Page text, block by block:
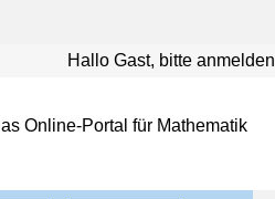
Hallo Gast, bitte anmelden